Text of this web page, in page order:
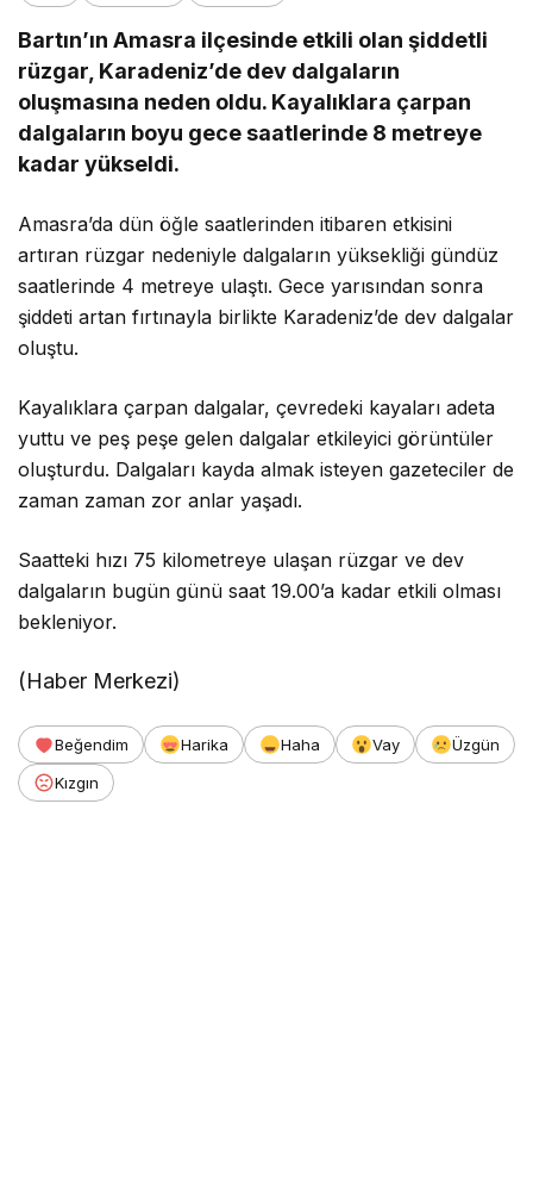
Bartın’ın Amasra ilçesinde etkili olan şiddetli
rüzgar, Karadeniz’de dev dalgaların
oluşmasına neden oldu. Kayalıklara çarpan
dalgaların boyu gece saatlerinde 8 metreye
kadar yükseldi.
Amasra’da dün öğle saatlerinden itibaren etkisini
artıran rüzgar nedeniyle dalgaların yüksekliği gündüz
saatlerinde 4 metreye ulaştı. Gece yarısından sonra
şiddeti artan fırtınayla birlikte Karadeniz’de dev dalgalar
oluştu.
Kayalıklara çarpan dalgalar, çevredeki kayaları adeta
yuttu ve peş peşe gelen dalgalar etkileyici görüntüler
oluşturdu. Dalgaları kayda almak isteyen gazeteciler de
zaman zaman zor anlar yaşadı.
Saatteki hızı 75 kilometreye ulaşan rüzgar ve dev
dalgaların bugün günü saat 19.00’a kadar etkili olması
bekleniyor.
(Haber Merkezi)
Beğendim Harika Haha Vay
Üzgün
Kızgın